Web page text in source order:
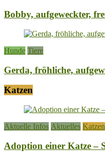
Bobby, aufgeweckter,
Hunde Tiere
Gerda, fröhliche,
Katzen
Aktuelle Infos Aktuelles Katzen
Adoption einer Katze –